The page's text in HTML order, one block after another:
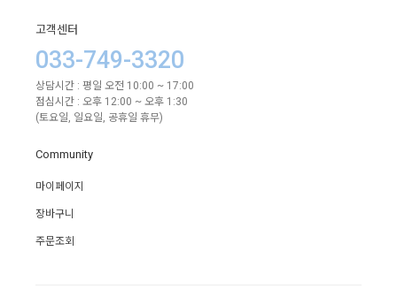
고객센터
033-749-3320
상담시간 : 평일 오전 10:00 ~ 17:00
점심시간 : 오후 12:00 ~ 오후 1:30
(토요일, 일요일, 공휴일 휴무)
Community
마이페이지
장바구니
주문조회